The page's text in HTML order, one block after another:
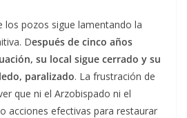
los pozos sigue lamentando la
Después de cinco años
su local sigue cerrado y su
paralizado. La frustración de
que ni el Arzobispado ni el
acciones efectivas para restaurar